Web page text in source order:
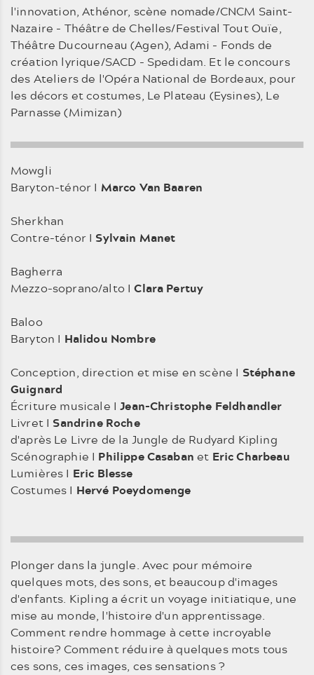
l'innovation, Athénor, scène nomade/CNCM Saint-
Nazaire - Théâtre de Chelles/Festival Tout Ouïe,
Théâtre Ducourneau (Agen), Adami - Fonds de
création lyrique/SACD - Spedidam. Et le concours
des Ateliers de l'Opéra National de Bordeaux, pour
les décors et costumes, Le Plateau (Eysines), Le
Parnasse (Mimizan)
Mowgli
Baryton-ténor I Marco Van Baaren
Sherkhan
Contre-ténor I Sylvain Manet
Bagherra
Mezzo-soprano/alto IClara Pertuy
Baloo
Baryton I Halidou Nombre
Conception, direction et mise en scène I Stéphane
Guignard
Écriture musicale IJean-Christophe Feldhandler
Livret I Sandrine Roche
d'après Le Livre de la Jungle de Rudyard Kipling
Scénographie I Philippe Casaban et Eric Charbeau
Lumières I Eric Blesse
Costumes I Hervé Poeydomenge
Plonger dans la jungle. Avec pour mémoire
quelques mots, des sons, et beaucoup d'images
d'enfants. Kipling a écrit un voyage initiatique, une
mise au monde, l'histoire d'un apprentissage.
Comment rendre hommage à cette in­croyable
histoire? Comment réduire à quelques mots tous
ces sons, ces images, ces sensations ?